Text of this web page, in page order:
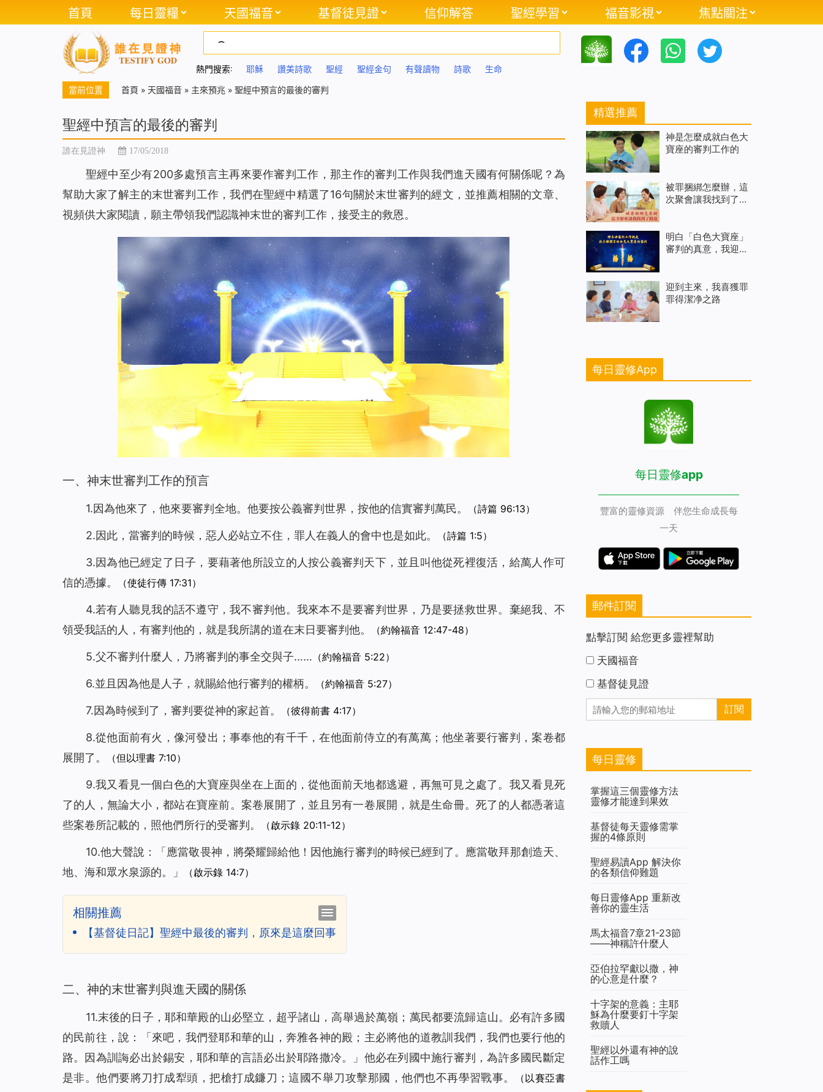
首頁 每日靈糧 天國福音 基督徒見證 信仰解答 聖經學習 福音影視 焦點關注
熱門搜索: 耶穌 讚美詩歌 聖經 聖經金句 有聲讀物 詩歌 生命
當前位置 首頁 » 天國福音 » 主來預兆 » 聖經中預言的最後的審判
聖經中預言的最後的審判
誰在見證神 17/05/2018
聖經中至少有200多處預言主再來要作審判工作，那主作的審判工作與我們進天國有何關係呢？為
幫助大家了解主的末世審判工作，我們在聖經中精選了16句關於末世審判的經文，並推薦相關的文章、
視頻供大家閱讀，願主帶領我們認識神末世的審判工作，接受主的救恩。
一、神末世審判工作的預言
1.因為他來了，他來要審判全地。他要按公義審判世界，按他的信實審判萬民。 （詩篇 96:13）
2.因此，當審判的時候，惡人必站立不住，罪人在義人的會中也是如此。 （詩篇 1:5）
3.因為他已經定了日子，要藉著他所設立的人按公義審判天下，並且叫他從死裡復活，給萬人作可
信的憑據。
（使徒行傳 17:31）
4.若有人聽見我的話不遵守，我不審判他。我來本不是要審判世界，乃是要拯救世界。棄絕我、不
領受我話的人，有審判他的，就是我所講的道在末日要審判他。
（約翰福音 12:47-48）
5.父不審判什麼人，乃將審判的事全交與子…… （約翰福音 5:22）
6.並且因為他是人子，就賜給他行審判的權柄。 （約翰福音 5:27）
7.因為時候到了，審判要從神的家起首。 （彼得前書 4:17）
8.從他面前有火，像河發出；事奉他的有千千，在他面前侍立的有萬萬；他坐著要行審判，案卷都
展開了。
（但以理書 7:10）
9.我又看見一個白色的大寶座與坐在上面的，從他面前天地都逃避，再無可見之處了。我又看見死
了的人，無論大小，都站在寶座前。案卷展開了，並且另有一卷展開，就是生命冊。死了的人都憑著這
些案卷所記載的，照他們所行的受審判。
（啟示錄 20:11-12）
10.他大聲說：「應當敬畏神，將榮耀歸給他！因他施行審判的時候已經到了。應當敬拜那創造天、
地、海和眾水泉源的。」
（啟示錄 14:7）
相關推薦
【基督徒日記】聖經中最後的審判，原來是這麼回事
二、神的末世審判與進天國的關係
11.末後的日子，耶和華殿的山必堅立，超乎諸山，高舉過於萬嶺；萬民都要流歸這山。必有許多國
的民前往，說：「來吧，我們登耶和華的山，奔雅各神的殿；主必將他的道教訓我們，我們也要行他的
路。因為訓誨必出於錫安，耶和華的言語必出於耶路撒冷。」他必在列國中施行審判，為許多國民斷定
是非。他們要將刀打成犁頭，把槍打成鐮刀；這國不舉刀攻擊那國，他們也不再學習戰事。
（以賽亞書
精選推薦
神是怎麼成就白色大
寶座的審判工作的
被罪捆綁怎麼辦，這
次聚會讓我找到了路
明白「白色大寶座」
審判的真意，我迎接
迎到主來，我喜獲罪
罪得潔净之路
每日靈修App
每日靈修app
豐富的靈修資源 伴您生命成長每
一天
郵件訂閱
點擊訂閱 給您更多靈裡幫助
天國福音
基督徒見證
每日靈修
掌握這三個靈修方法
靈修才能達到果效
基督徒每天靈修需掌
握的4條原則
聖經易讀App 解決你
的各類信仰難題
每日靈修App 重新改
善你的靈生活
馬太福音7章21-23節
——神稱許什麼人
亞伯拉罕獻以撒，神
的心意是什麼？
十字架的意義：主耶
穌為什麼要釘十字架
救贖人
聖經以外還有神的說
話作工嗎